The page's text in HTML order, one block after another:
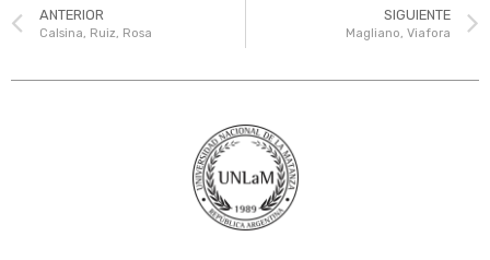
ANTERIOR
Calsina, Ruiz, Rosa
SIGUIENTE
Magliano, Viafora